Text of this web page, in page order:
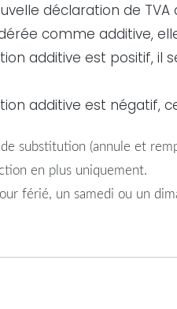
déclaration de TVA
comme additive,
additive est positif, il
additive est négatif,
de substitution (annule et
en plus uniquement.
férié, un samedi ou un